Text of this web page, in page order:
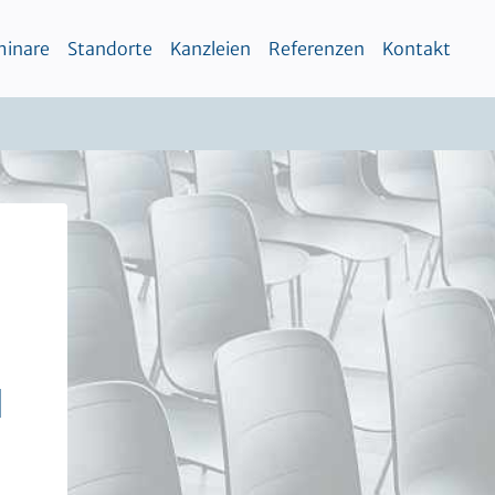
Standorte Kanzleien Referenzen Kontakt